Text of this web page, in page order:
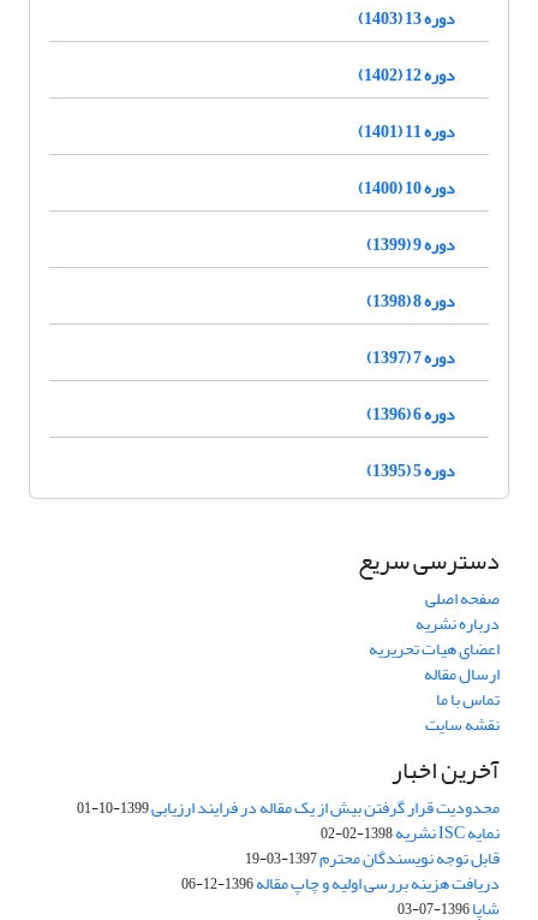
دوره 13 (1403)
دوره 12 (1402)
دوره 11 (1401)
دوره 10 (1400)
دوره 9 (1399)
دوره 8 (1398)
دوره 7 (1397)
دوره 6 (1396)
دوره 5 (1395)
دسترسی سریع
صفحه اصلی
درباره نشریه
اعضای هیات تحریریه
ارسال مقاله
تماس با ما
نقشه سایت
آخرین اخبار
محدودیت قرار گرفتن بیش از یک مقاله در فرایند ارزیابی1399-10-01
نمایه ISC نشریه 1398-02-02
قابل توجه نویسندگان محترم1397-03-19
دریافت هزینه بررسی اولیه و چاپ مقاله1396-12-06
شاپا1396-07-03